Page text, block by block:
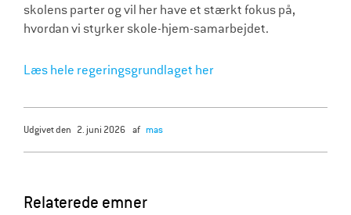
skolens parter og vil her have et stærkt fokus på,
hvordan vi styrker skole-hjem-samarbejdet.
Læs hele regeringsgrundlaget her
udgivet den 2. juni 2026 af mas
Relaterede emner